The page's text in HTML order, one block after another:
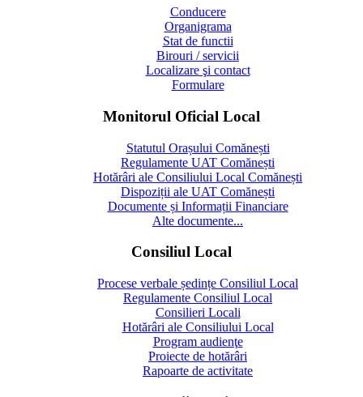
Conducere
Organigrama
Stat de functii
Birouri / servicii
Localizare şi contact
Formulare
Monitorul Oficial Local
Statutul Orașului Comănești
Regulamente UAT Comănești
Hotărâri ale Consiliului Local Comănești
Dispoziții ale UAT Comănești
Documente și Informații Financiare
Alte documente...
Consiliul Local
Procese verbale ședințe Consiliul Local
Regulamente Consiliul Local
Consilieri Locali
Hotărâri ale Consiliului Local
Program audienţe
Proiecte de hotărâri
Rapoarte de activitate